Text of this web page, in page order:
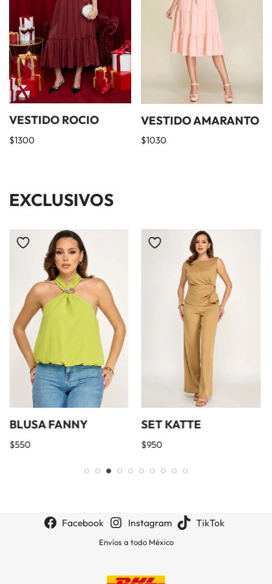
VESTIDO ROCIO
$1300
VESTIDO AMARANTO
$1030
EXCLUSIVOS
BLUSA FANNY
$550
SET KATTE
$950
Facebook Instagram TikTok
Envíos a todo México